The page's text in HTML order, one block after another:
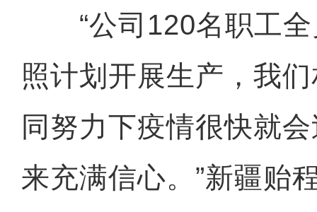
“公司120名职工全
照计划开展生产，我
同努力下疫情很快就
来充满信心。”新疆贻